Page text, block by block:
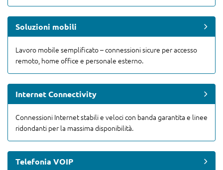
Soluzioni mobili
Lavoro mobile semplificato – connessioni sicure per accesso
remoto, home office e personale esterno.
Internet Connectivity
Connessioni Internet stabili e veloci con banda garantita e linee
ridondanti per la massima disponibilità.
Telefonia VOIP